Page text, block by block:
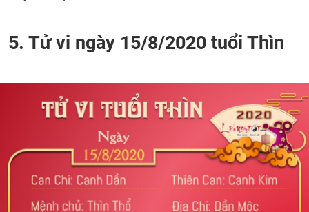
5. Tử vi ngày 15/8/2020 tuổi Thìn